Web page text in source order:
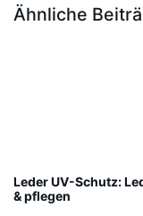
Ähnliche
Leder UV-Schutz:
& pflegen